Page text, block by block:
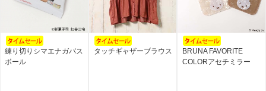
練り切りシマエナガバス
ボール
タッチギャザーブラウス
BRUNA FAVORITE
COLORアセチミラー